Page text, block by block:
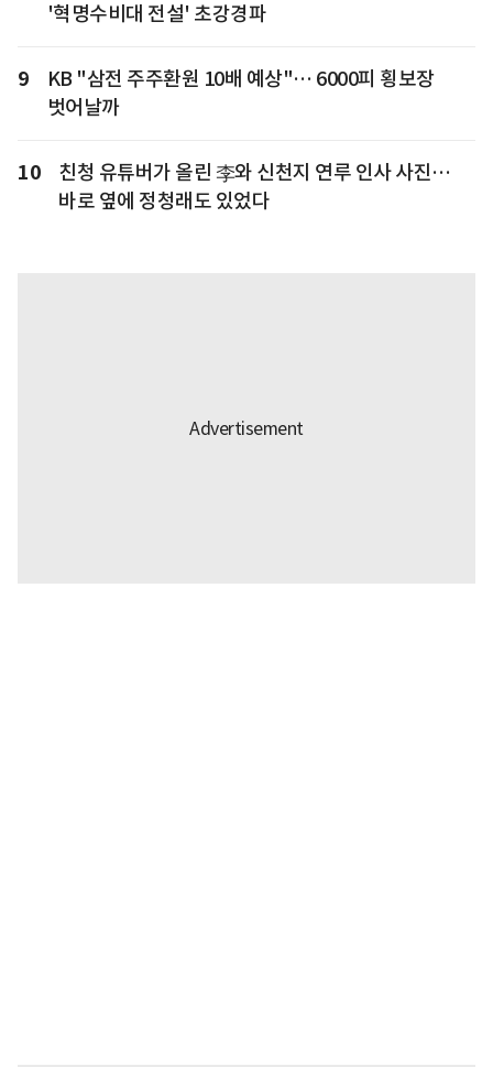
'혁명수비대 전설' 초강경파
9
KB "삼전 주주환원 10배 예상"… 6000피 횡보장
벗어날까
10
친청 유튜버가 올린 李와 신천지 연루 인사 사진…
바로 옆에 정청래도 있었다